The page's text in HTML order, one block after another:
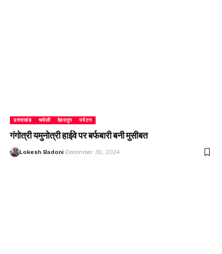
उत्तराखंड चमोली देहरादून पर्यटन
गंगोत्री यमुनोत्री हाईवे पर बर्फबारी बनी मुसीबत
Lokesh Badoni December 30, 2024